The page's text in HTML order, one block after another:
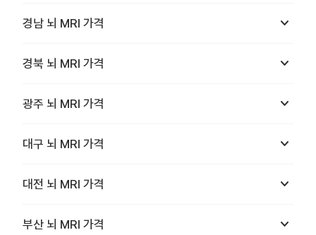
경남 뇌 MRI 가격 keyboard_arrow_down
경북 뇌 MRI 가격 keyboard_arrow_down
광주 뇌 MRI 가격 keyboard_arrow_down
대구 뇌 MRI 가격 keyboard_arrow_down
대전 뇌 MRI 가격 keyboard_arrow_down
부산 뇌 MRI 가격 keyboard_arrow_down